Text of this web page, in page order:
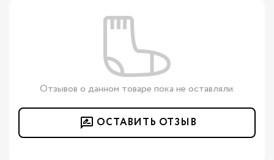
Отзывов о данном товаре пока не оставляли.
ОСТАВИТЬ ОТЗЫВ